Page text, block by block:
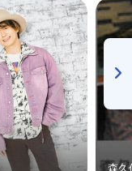
森久